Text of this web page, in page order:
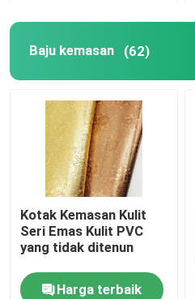
Baju kemasan (62)
Kotak Kemasan Kulit
Seri Emas Kulit PVC
yang tidak ditenun
Harga terbaik